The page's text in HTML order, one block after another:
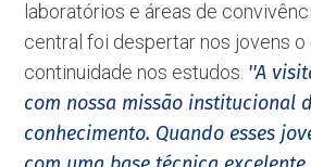
laboratórios e áreas de
central foi despertar nos jovens o
continuidade nos estudos. ''A
com nossa missão institucional
conhecimento. Quando esses